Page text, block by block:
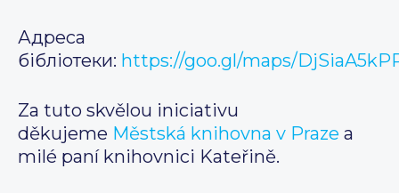
Адреса
бібліотеки: https://goo.gl/maps/
Za tuto skvělou iniciativu
děkujeme Městská knihovna v Praze a
milé paní knihovnici Kateřině.